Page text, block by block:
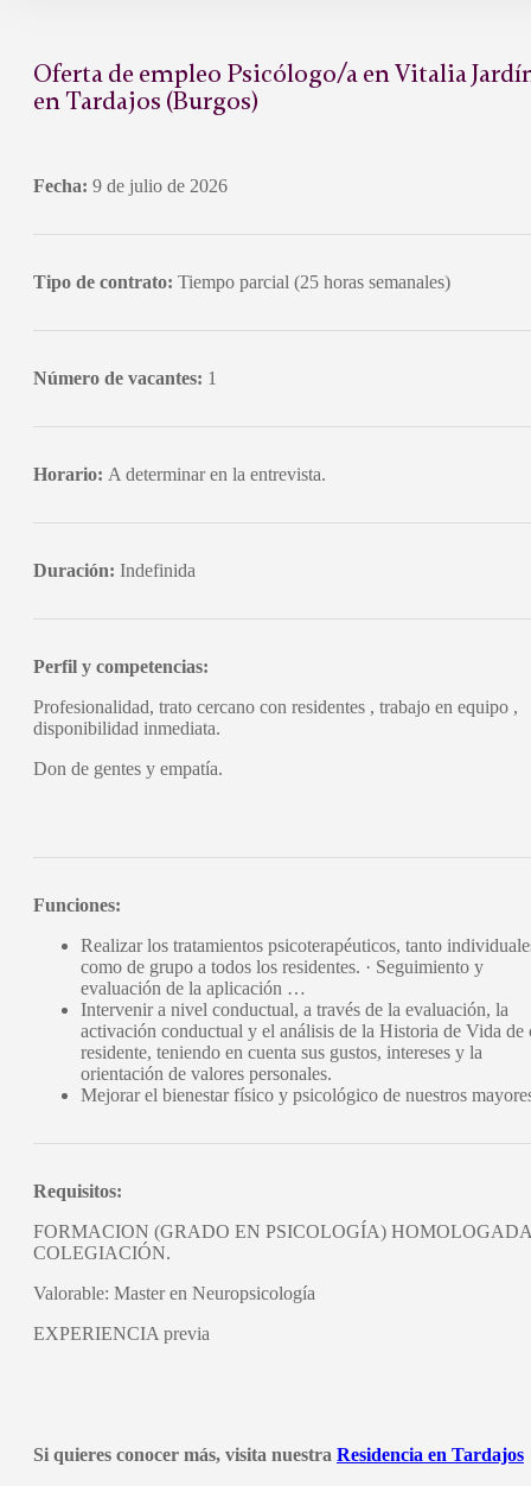
Oferta de empleo Psicólogo/a en Vitalia
en Tardajos (Burgos)
Fecha: 9 de julio de 2026
Tipo de contrato: Tiempo parcial (25 horas semanales)
Número de vacantes: 1
Horario: A determinar en la entrevista.
Duración: Indefinida
Perfil y competencias:
Profesionalidad, trato cercano con residentes , trabajo en equipo ,
disponibilidad inmediata.
Don de gentes y empatía.
Funciones:
Realizar los tratamientos psicoterapéuticos, tanto
como de grupo a todos los residentes. · Seguimiento y
evaluación de la aplicación …
Intervenir a nivel conductual, a través de la evaluación, la
activación conductual y el análisis de la Historia de Vida de
residente, teniendo en cuenta sus gustos, intereses y la
orientación de valores personales.
Mejorar el bienestar físico y psicológico de nuestros
Requisitos:
FORMACION (GRADO EN PSICOLOGÍA)
COLEGIACIÓN.
Valorable: Master en Neuropsicología
EXPERIENCIA previa
Si quieres conocer más, visita nuestra Residencia en Tardajos